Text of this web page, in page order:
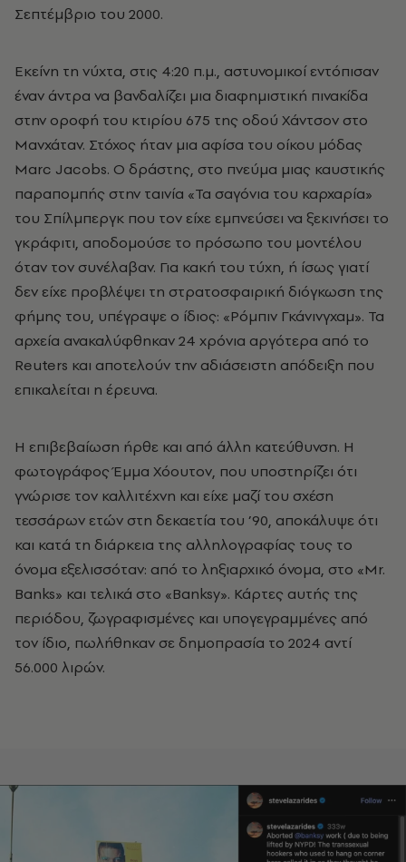
Σεπτέμβριο του 2000.
Εκείνη τη νύχτα, στις 4:20 π.μ., αστυνομικοί εντόπισαν
έναν άντρα να βανδαλίζει μια διαφημιστική πινακίδα
στην οροφή του κτιρίου 675 της οδού Χάντσον στο
Μανχάταν. Στόχος ήταν μια αφίσα του οίκου μόδας
Marc Jacobs. Ο δράστης, στo πνεύμα μιας καυστικής
παραπομπής στην ταινία «Τα σαγόνια του καρχαρία»
του Σπίλμπεργκ που τον είχε εμπνεύσει να ξεκινήσει το
γκράφιτι, αποδομούσε το πρόσωπο του μοντέλου
όταν τον συνέλαβαν. Για κακή του τύχη, ή ίσως γιατί
δεν είχε προβλέψει τη στρατοσφαιρική διόγκωση της
φήμης του, υπέγραψε ο ίδιος: «Ρόμπιν Γκάνινγχαμ». Τα
αρχεία ανακαλύφθηκαν 24 χρόνια αργότερα από το
Reuters και αποτελούν την αδιάσειστη απόδειξη που
επικαλείται η έρευνα.
Η επιβεβαίωση ήρθε και από άλλη κατεύθυνση. Η
φωτογράφος Έμμα Χόουτον, που υποστηρίζει ότι
γνώρισε τον καλλιτέχνη και είχε μαζί του σχέση
τεσσάρων ετών στη δεκαετία του ’90, αποκάλυψε ότι
και κατά τη διάρκεια της αλληλογραφίας τους το
όνομα εξελισσόταν: από το ληξιαρχικό όνομα, στο «Mr.
Banks» και τελικά στο «Banksy». Κάρτες αυτής της
περιόδου, ζωγραφισμένες και υπογεγραμμένες από
τον ίδιο, πωλήθηκαν σε δημοπρασία το 2024 αντί
56.000 λιρών.